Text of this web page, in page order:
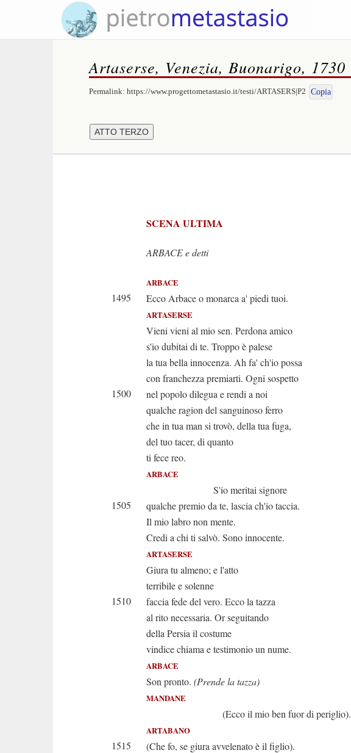
Artaserse, Venezia, Buonarigo, 1730
Permalink: https://www.progettometastasio.it/testi/ARTASERS|P2 Copia
SCENA ULTIMA
ARBACE e detti
ARBACE
1495 Ecco Arbace o monarca a' piedi tuoi.
ARTASERSE
Vieni vieni al mio sen. Perdona amico
s'io dubitai di te. Troppo è palese
la tua bella innocenza. Ah fa' ch'io possa
con franchezza premiarti. Ogni sospetto
1500
nel popolo dilegua e rendi a noi
qualche ragion del sanguinoso ferro
che in tua man si trovò, della tua fuga,
del tuo tacer, di quanto
ti fece reo.
ARBACE
S'io meritai signore
1505
qualche premio da te, lascia ch'io taccia.
Il mio labro non mente.
Credi a chi ti salvò. Sono innocente.
ARTASERSE
Giura tu almeno; e l'atto
terribile e solenne
1510
faccia fede del vero. Ecco la tazza
al rito necessaria. Or seguitando
della Persia il costume
vindice chiama e testimonio un nume.
ARBACE
Son pronto. (Prende la tazza)
MANDANE
(Ecco il mio ben fuor di periglio).
ARTABANO
1515 (Che fo, se giura avvelenato è il figlio).